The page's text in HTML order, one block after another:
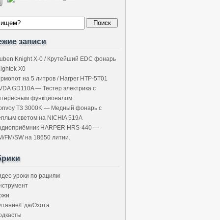
записи
Knight X-0 / Крутейший EDC фонарь
X0
на 5 литров / Harper HTP-5T01
GD110A — Тестер электрика с
функционалом
T3 3000K — Медный фонарь с
светом на NICHIA 519A
HARPER HRS-440 —
FM/SW на 18650 литии.
уроки по рациям
Еда/Охота